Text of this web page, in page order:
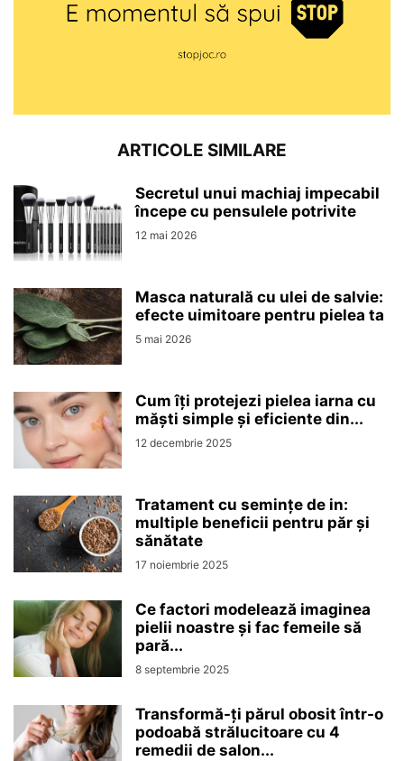
ARTICOLE SIMILARE
Secretul unui machiaj impecabil
începe cu pensulele potrivite
12 mai 2026
Masca naturală cu ulei de salvie:
efecte uimitoare pentru pielea ta
5 mai 2026
Cum îți protejezi pielea iarna cu
măști simple și eficiente din...
12 decembrie 2025
Tratament cu semințe de in:
multiple beneficii pentru păr și
sănătate
17 noiembrie 2025
Ce factori modelează imaginea
pielii noastre și fac femeile să
pară...
8 septembrie 2025
Transformă-ți părul obosit într-o
podoabă strălucitoare cu 4
remedii de salon...